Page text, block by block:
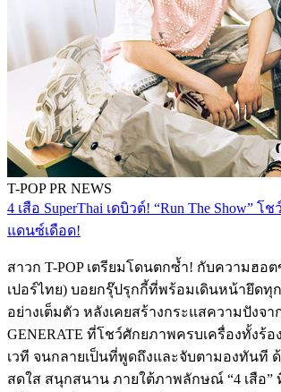
T-POPPR NEWS
4 เสือ SuperThai เดบิวต์! “Run The Show” โช
แดนซ์เดือด!
สาวก T-POP เตรียมโดนตกซ้ำ! กับความฮอต
เปอร์ไทย) บอยกรุ๊ปรุกกี้ที่พร้อมเดินหน้ายึด
อย่างเต็มตัว หลังเคยสร้างกระแสความปังจา
GENERATE ที่โชว์ศักยภาพครบเครื่องทั้งร้อ
เวที จนกลายเป็นที่พูดถึงและจับตามองทันที
สดใส สนุกสนาน ภายใต้ภาพลักษณ์ “4 เสือ”